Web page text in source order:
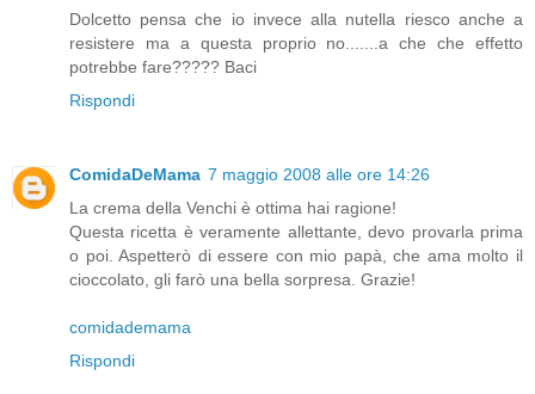
Dolcetto pensa che io invece alla nutella riesco anche a
resistere ma a questa proprio no.......a che che effetto
potrebbe fare????? Baci
Rispondi
ComidaDeMama 7 maggio 2008 alle ore 14:26
La crema della Venchi è ottima hai ragione!
Questa ricetta è veramente allettante, devo provarla prima
o poi. Aspetterò di essere con mio papà, che ama molto il
cioccolato, gli farò una bella sorpresa. Grazie!
comidademama
Rispondi